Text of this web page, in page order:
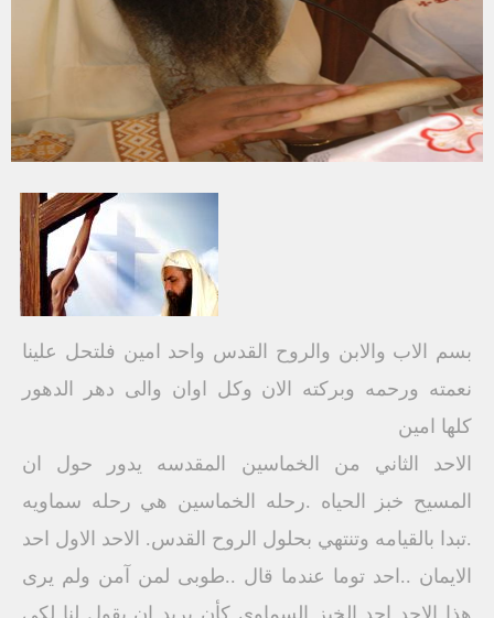
بسم الاب والابن والروح القدس واحد امين فلتحل علينا
نعمته ورحمه وبركته الان وكل اوان والى دهر الدهور
كلها امين
الاحد الثاني من الخماسين المقدسه يدور حول ان
المسيح خبز الحياه .رحله الخماسين هي رحله سماويه
.تبدا بالقيامه وتنتهي بحلول الروح القدس. الاحد الاول احد
الايمان ..احد توما عندما قال ..طوبى لمن آمن ولم يرى
هذا الاحد احد الخبز السماوي كأن يريد ان يقول لنا لكي